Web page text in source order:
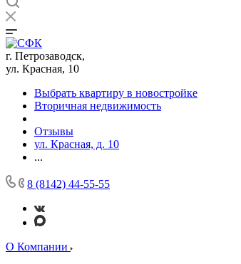
г. Петрозаводск,
ул. Красная, 10
Выбрать квартиру в новостройке
Вторичная недвижимость
Отзывы
ул. Красная, д. 10
...
8 (8142) 44-55-55
О Компании